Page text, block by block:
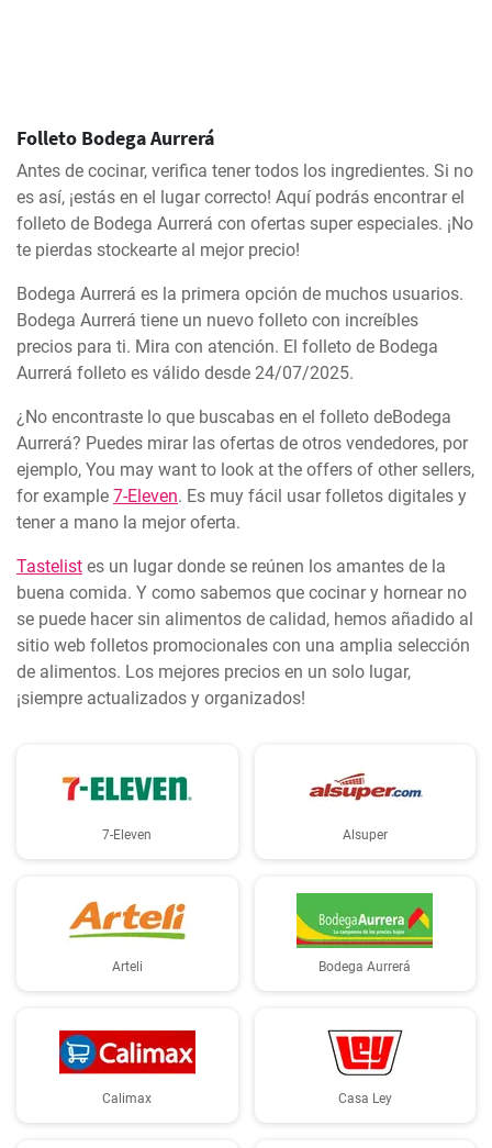
Folleto Bodega Aurrerá
Antes de cocinar, verifica tener todos los ingredientes. Si no
es así, ¡estás en el lugar correcto! Aquí podrás encontrar el
folleto de Bodega Aurrerá con ofertas super especiales. ¡No
te pierdas stockearte al mejor precio!
Bodega Aurrerá es la primera opción de muchos usuarios.
Bodega Aurrerá tiene un nuevo folleto con increíbles
precios para ti. Mira con atención. El folleto de Bodega
Aurrerá folleto es válido desde 24/07/2025.
¿No encontraste lo que buscabas en el folleto deBodega
Aurrerá? Puedes mirar las ofertas de otros vendedores, por
ejemplo, You may want to look at the offers of other sellers,
for example 7-Eleven. Es muy fácil usar folletos digitales y
tener a mano la mejor oferta.
Tastelist es un lugar donde se reúnen los amantes de la
buena comida. Y como sabemos que cocinar y hornear no
se puede hacer sin alimentos de calidad, hemos añadido al
sitio web folletos promocionales con una amplia selección
de alimentos. Los mejores precios en un solo lugar,
¡siempre actualizados y organizados!
7-Eleven Alsuper
Arteli Bodega Aurrerá
Calimax Casa Ley